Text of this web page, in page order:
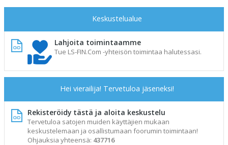
Keskustelualue
Lahjoita toimintaamme
Tue LS-FIN.Com -yhteisön toimintaa halutessasi.
Hei vierailija! Tervetuloa jäseneksi!
Rekisteröidy tästä ja aloita keskustelu
Tervetuloa satojen muiden käyttäjien mukaan
keskustelemaan ja osallistumaan foorumin toimintaan!
Ohjauksia yhteensä: 437716